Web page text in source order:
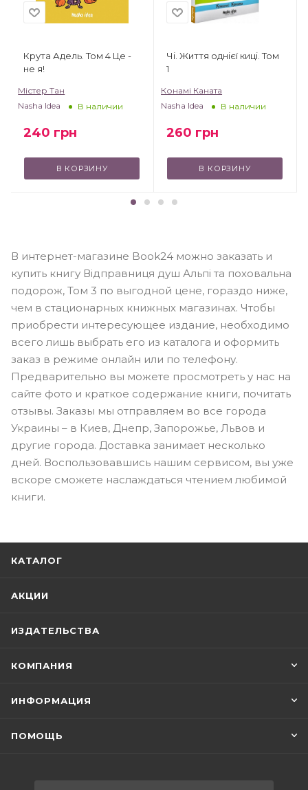
Крута Адель. Том 4 Це -
не я!
Містер Тан
Nasha Idea
В наличии
240 грн
В КОРЗИНУ
Чі. Життя однієї киці. Том
1
Конамі Каната
Nasha Idea
В наличии
260 грн
В КОРЗИНУ
В интернет-магазине Book24 можно заказать и
купить книгу Відправниця душ Альпі та поховальна
подорож, Том 3 по выгодной цене, гораздо ниже,
чем в стационарных книжных магазинах. Чтобы
приобрести интересующее издание, необходимо
всего лишь выбрать его из каталога и оформить
заказ в режиме онлайн или по телефону.
Предварительно вы можете просмотреть у нас на
сайте фото и краткое содержание книги, почитать
отзывы. Заказы мы отправляем во все города
Украины – в Киев, Днепр, Запорожье, Львов и
другие города. Доставка занимает несколько
дней. Воспользовавшись нашим сервисом, вы уже
вскоре сможете наслаждаться чтением любимой
книги.
КАТАЛОГ
АКЦИИ
ИЗДАТЕЛЬСТВА
КОМПАНИЯ
ИНФОРМАЦИЯ
ПОМОЩЬ